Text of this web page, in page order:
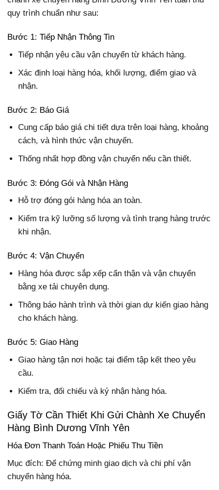
quy trình chuẩn như sau:
Bước 1: Tiếp Nhận Thông Tin
Tiếp nhận yêu cầu vận chuyển từ khách hàng.
Xác định loại hàng hóa, khối lượng, điểm giao và
nhận.
Bước 2: Báo Giá
Cung cấp báo giá chi tiết dựa trên loại hàng, khoảng
cách, và hình thức vận chuyển.
Thống nhất hợp đồng vận chuyển nếu cần thiết.
Bước 3: Đóng Gói và Nhận Hàng
Hỗ trợ đóng gói hàng hóa an toàn.
Kiểm tra kỹ lưỡng số lượng và tình trạng hàng trước
khi nhận.
Bước 4: Vận Chuyển
Hàng hóa được sắp xếp cẩn thận và vận chuyển
bằng xe tải chuyên dụng.
Thông báo hành trình và thời gian dự kiến giao hàng
cho khách hàng.
Bước 5: Giao Hàng
Giao hàng tận nơi hoặc tại điểm tập kết theo yêu
cầu.
Kiểm tra, đối chiếu và ký nhận hàng hóa.
Giấy Tờ Cần Thiết Khi Gửi Chành Xe Chuyển
Hàng Bình Dương Vĩnh Yên
Hóa Đơn Thanh Toán Hoặc Phiếu Thu Tiền
Mục đích: Để chứng minh giao dịch và chi phí vận
chuyển hàng hóa.